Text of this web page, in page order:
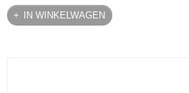
IN WINKELWAGEN